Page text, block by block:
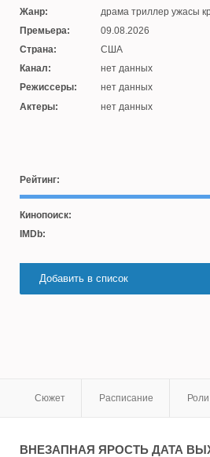
Жанр:
драма триллер ужасы
Премьера:
09.08.2026
Страна:
США
Канал:
нет данных
Режиссеры:
нет данных
Актеры:
нет данных
Рейтинг:
Кинопоиск:
IMDb:
Добавить в список
Сюжет Расписание Роли
ВНЕЗАПНАЯ ЯРОСТЬДАТА